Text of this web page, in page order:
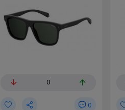
0
0